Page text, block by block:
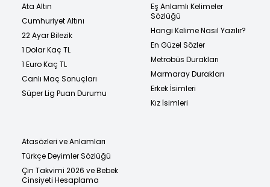
Ata Altın
Cumhuriyet Altını
22 Ayar Bilezik
1 Dolar Kaç TL
1 Euro Kaç TL
Canlı Maç Sonuçları
Süper Lig Puan Durumu
Eş Anlamlı Kelimeler
Sözlüğü
Hangi Kelime Nasıl Yazılır?
En Güzel Sözler
Metrobüs Durakları
Marmaray Durakları
Erkek İsimleri
Kız İsimleri
Atasözleri ve Anlamları
Türkçe Deyimler Sözlüğü
Çin Takvimi 2026 ve Bebek
Cinsiyeti Hesaplama